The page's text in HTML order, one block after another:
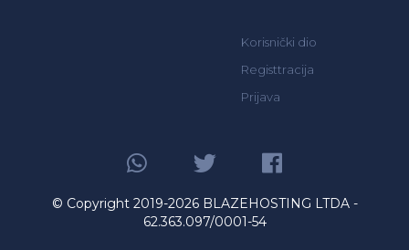
Korisnički dio
Registtracija
Prijava
© Copyright 2019-2026 BLAZEHOSTING LTDA -
62.363.097/0001-54